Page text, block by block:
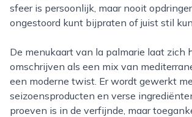
sfeer is persoonlijk, maar nooit
ongestoord kunt bijpraten of juist stil
De menukaart van la palmarie laat zich het best
omschrijven als een mix van
een moderne twist. Er wordt gewerkt
seizoensproducten en verse
proeven is in de verfijnde, maar